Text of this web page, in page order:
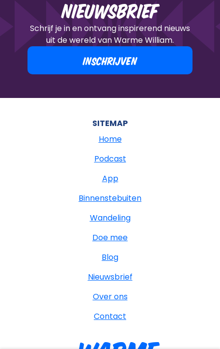
Nieuwsbrief
Schrijf je in en ontvang inspirerend nieuws
uit de wereld van Warme William.
INSCHRIJVEN
SITEMAP
Home
Podcast
App
Binnenstebuiten
Wandeling
Doe mee
Blog
Nieuwsbrief
Over ons
Contact